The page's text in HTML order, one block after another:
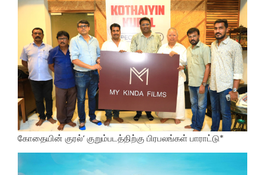
கோதையின் குரல்’ குறும்படத்திற்கு பிரபலங்கள் பாராட்டு*